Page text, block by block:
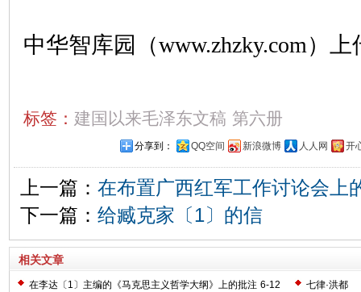
中华智库园（www.zhzky.com）上
标签： 建国以来毛泽东文稿 第六册
分享到： QQ空间 新浪微博 人人网 开
上一篇： 在布置广西红军工作讨论会上
下一篇： 给臧克家〔1〕的信
相关文章
6-12
在李达〔1〕主编的《马克思主义哲学大纲》上的批注
七律·洪都